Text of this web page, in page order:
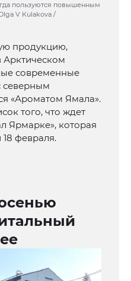
пользуются повышенным
V Kulakova /
продукцию,
Арктическом
современные
северным
«Ароматом Ямала».
того, что ждет
Ярмарке», которая
февраля.